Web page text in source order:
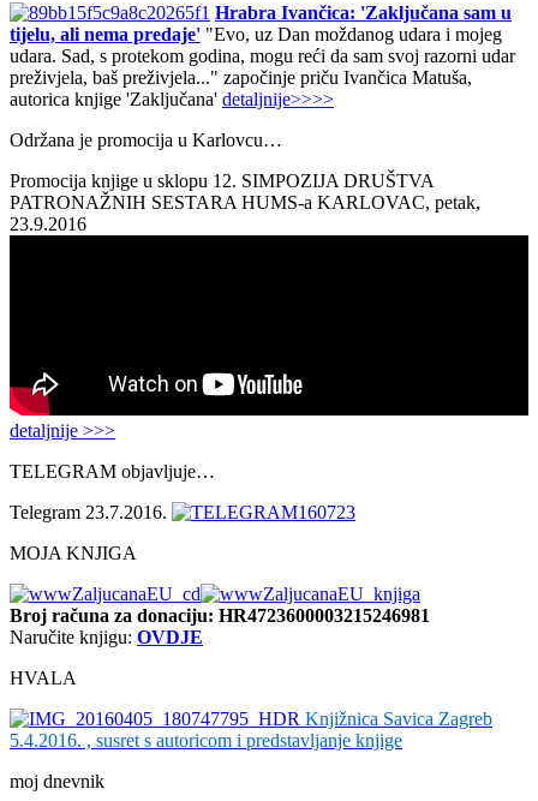
Hrabra Ivančica: 'Zaključana sam u
tijelu, ali nema predaje' "Evo, uz Dan moždanog udara i mojeg
udara. Sad, s protekom godina, mogu reći da sam svoj razorni udar
preživjela, baš preživjela..." započinje priču Ivančica Matuša,
autorica knjige 'Zaključana' detaljnije>>>>
Održana je promocija u Karlovcu…
Promocija knjige u sklopu 12. SIMPOZIJA DRUŠTVA
PATRONAŽNIH SESTARA HUMS-a KARLOVAC, petak,
23.9.2016
detaljnije >>>
TELEGRAM objavljuje…
Telegram 23.7.2016.
MOJA KNJIGA
Broj računa za donaciju: HR4723600003215246981
Naručite knjigu: OVDJE
HVALA
Knjižnica Savica Zagreb
5.4.2016. , susret s autoricom i predstavljanje knjige
moj dnevnik